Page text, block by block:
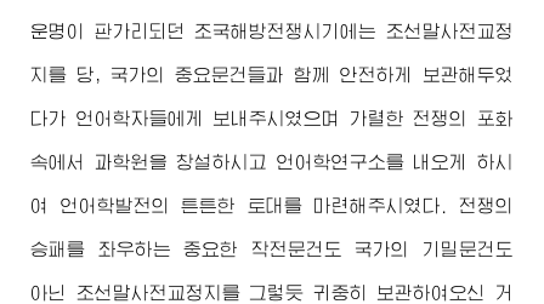
운명이 판가리되던 조국해방전쟁시기에는 조선말사전교정
지를 당, 국가의 중요문건들과 함께 안전하게 보관해두었
다가 언어학자들에게 보내주시였으며 가렬한 전쟁의 포화
속에서 과학원을 창설하시고 언어학연구소를 내오게 하시
여 언어학발전의 튼튼한 토대를 마련해주시였다. 전쟁의
승패를 좌우하는 중요한 작전문건도 국가의 기밀문건도
아닌 조선말사전교정지를 그렇듯 귀중히 보관하여오신 거